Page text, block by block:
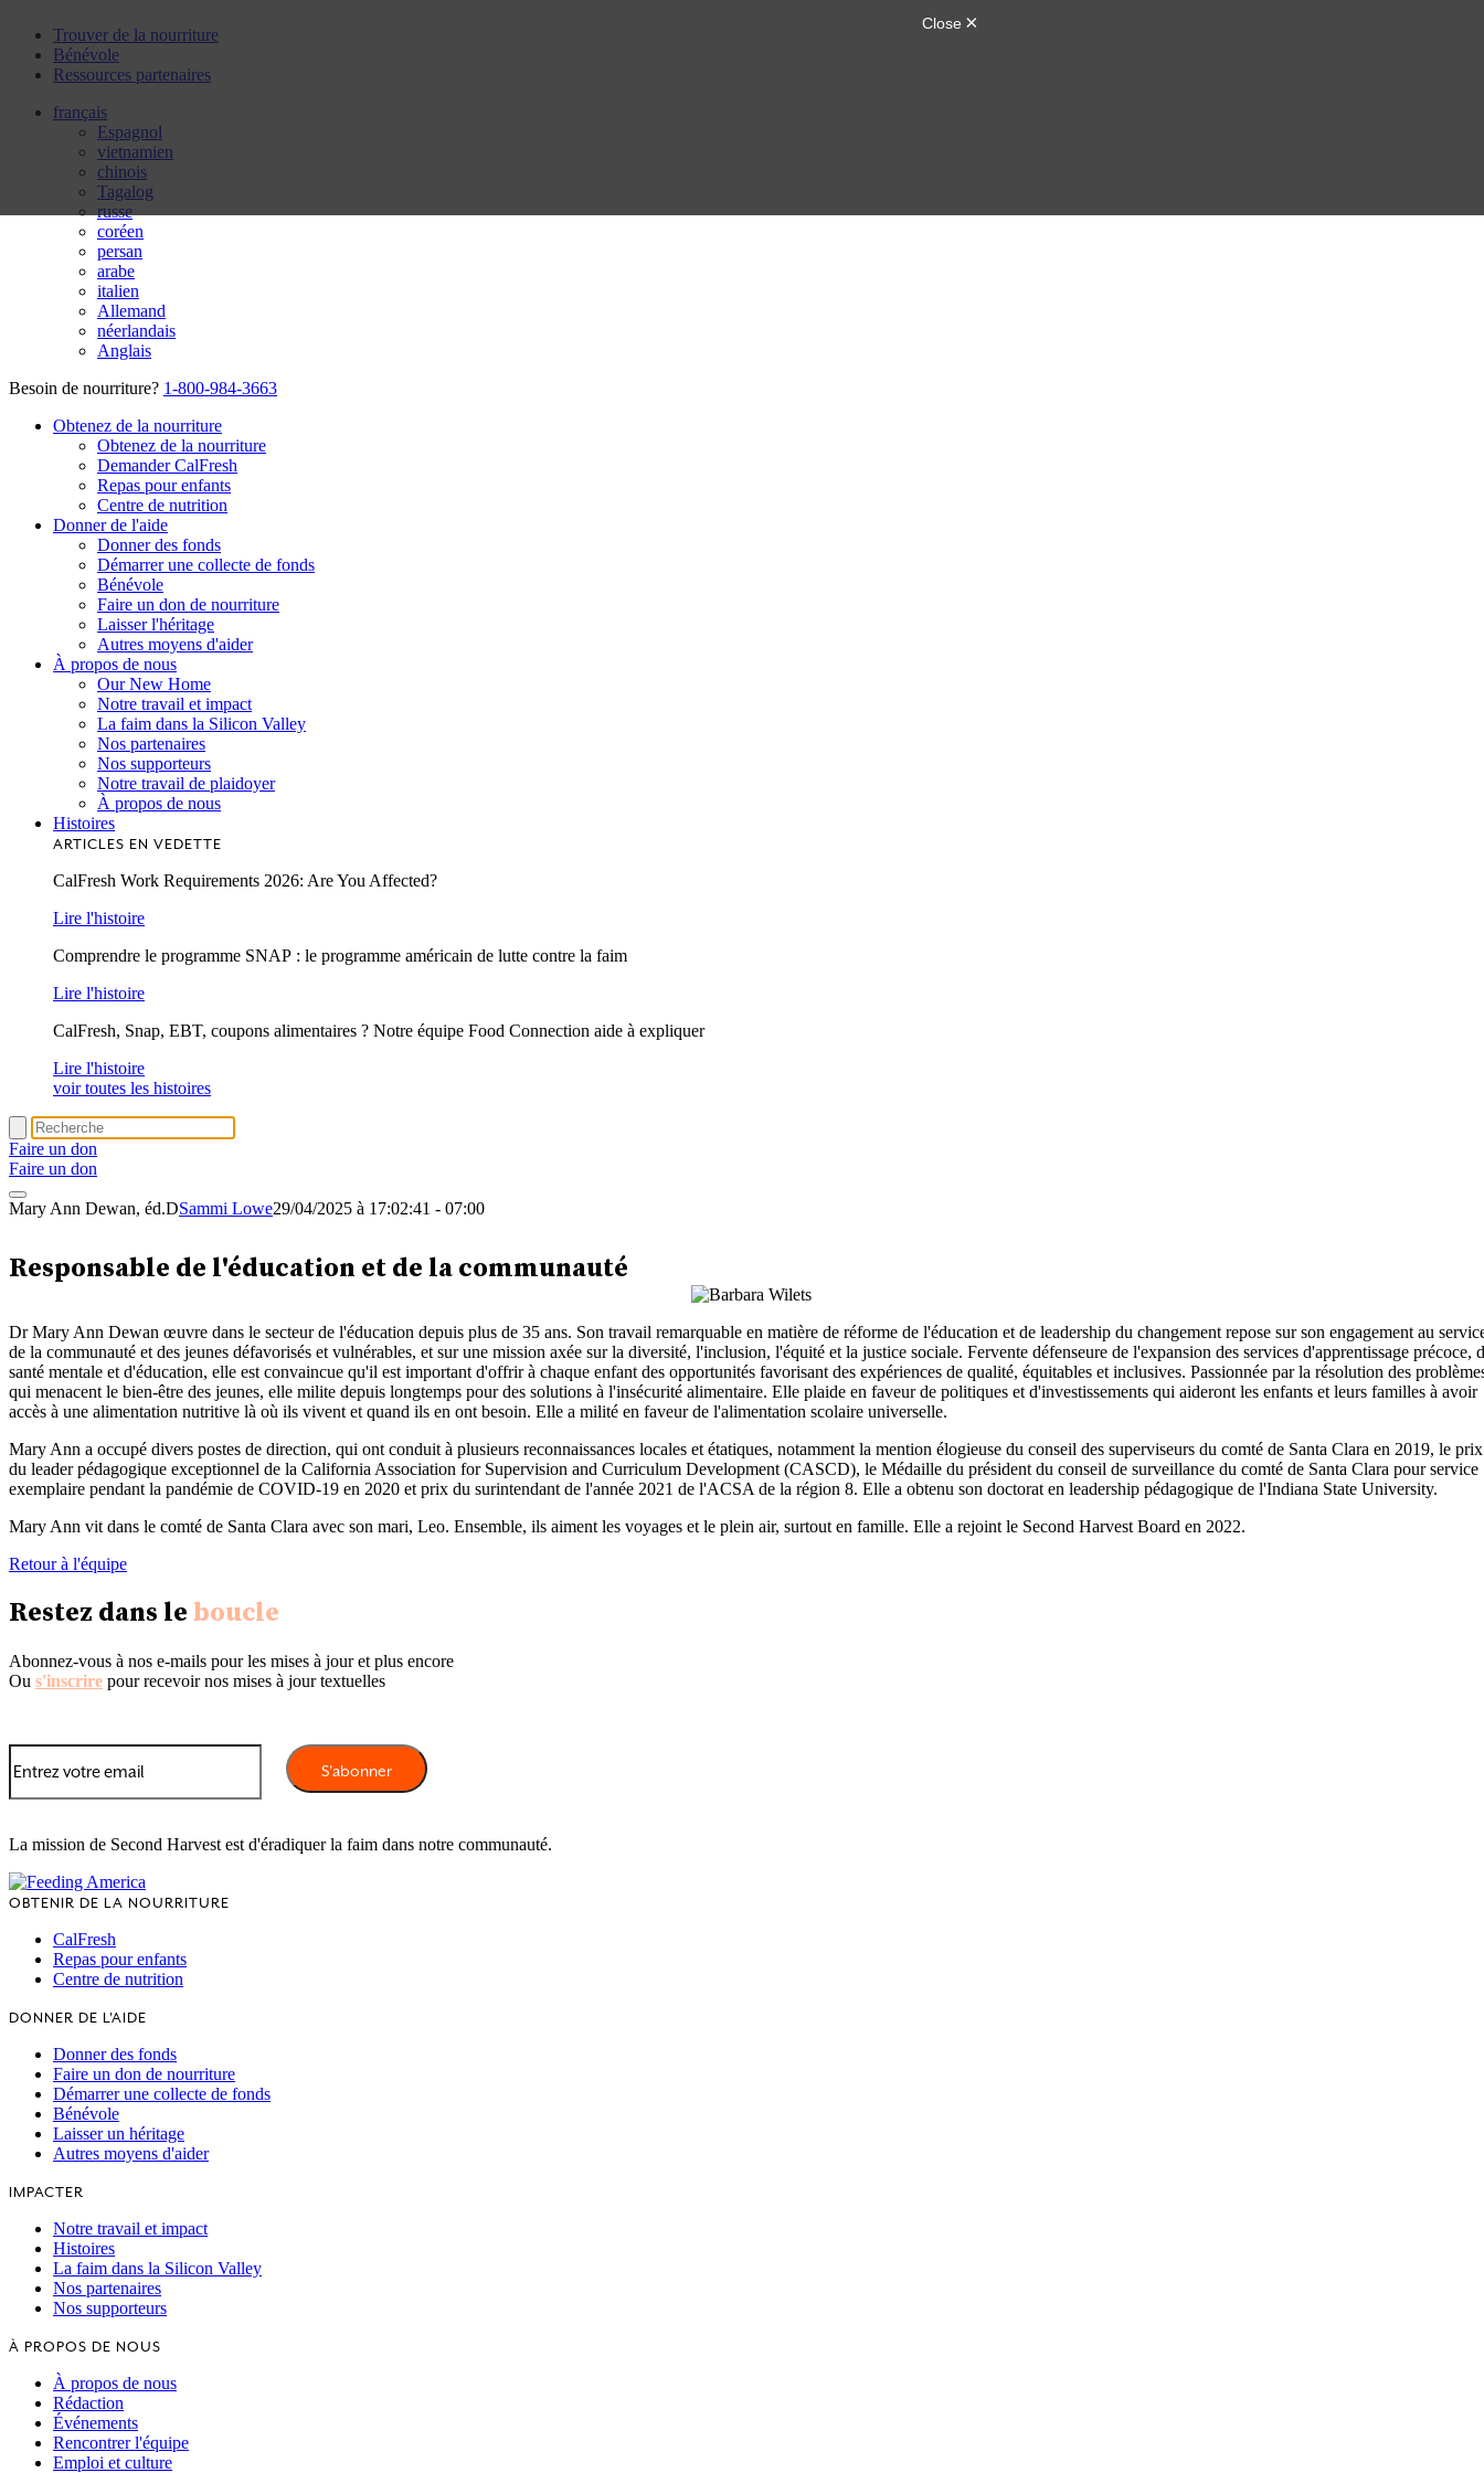
Trouver de la nourriture
Bénévole
Ressources partenaires
français
Espagnol
vietnamien
chinois
Tagalog
russe
coréen
persan
arabe
italien
Allemand
néerlandais
Anglais
Besoin de nourriture? 1-800-984-3663
Obtenez de la nourriture
Obtenez de la nourriture
Demander CalFresh
Repas pour enfants
Centre de nutrition
Donner de l'aide
Donner des fonds
Démarrer une collecte de fonds
Bénévole
Faire un don de nourriture
Laisser l'héritage
Autres moyens d'aider
À propos de nous
Our New Home
Notre travail et impact
La faim dans la Silicon Valley
Nos partenaires
Nos supporteurs
Notre travail de plaidoyer
À propos de nous
Histoires
ARTICLES EN VEDETTE
CalFresh Work Requirements 2026: Are You Affected?
Lire l'histoire
Comprendre le programme SNAP : le programme américain de lutte contre la faim
Lire l'histoire
CalFresh, Snap, EBT, coupons alimentaires ? Notre équipe Food Connection aide à expliquer
Lire l'histoire
voir toutes les histoires
Faire un don
Faire un don
Mary Ann Dewan, éd.DSammi Lowe29/04/2025 à 17:02:41 - 07:00
Responsable de l'éducation et de la communauté
Dr Mary Ann Dewan œuvre dans le secteur de l'éducation depuis plus de 35 ans. Son travail remarquable en matière de réforme de l'éducation et de leadership du changement repose sur son engagement au
de la communauté et des jeunes défavorisés et vulnérables, et sur une mission axée sur la diversité, l'inclusion, l'équité et la justice sociale. Fervente défenseure de l'expansion des services d'apprentissage précoce,
santé mentale et d'éducation, elle est convaincue qu'il est important d'offrir à chaque enfant des opportunités favorisant des expériences de qualité, équitables et inclusives. Passionnée par la résolution des
qui menacent le bien-être des jeunes, elle milite depuis longtemps pour des solutions à l'insécurité alimentaire. Elle plaide en faveur de politiques et d'investissements qui aideront les enfants et leurs familles à avoir
accès à une alimentation nutritive là où ils vivent et quand ils en ont besoin. Elle a milité en faveur de l'alimentation scolaire universelle.
Mary Ann a occupé divers postes de direction, qui ont conduit à plusieurs reconnaissances locales et étatiques, notamment la mention élogieuse du conseil des superviseurs du comté de Santa Clara en 2019, le prix
du leader pédagogique exceptionnel de la California Association for Supervision and Curriculum Development (CASCD), le Médaille du président du conseil de surveillance du comté de Santa Clara pour service
exemplaire pendant la pandémie de COVID-19 en 2020 et prix du surintendant de l'année 2021 de l'ACSA de la région 8. Elle a obtenu son doctorat en leadership pédagogique de l'Indiana State University.
Mary Ann vit dans le comté de Santa Clara avec son mari, Leo. Ensemble, ils aiment les voyages et le plein air, surtout en famille. Elle a rejoint le Second Harvest Board en 2022.
Retour à l'équipe
Restez dans le boucle
Abonnez-vous à nos e-mails pour les mises à jour et plus encore
Ou s'inscrire pour recevoir nos mises à jour textuelles
La mission de Second Harvest est d'éradiquer la faim dans notre communauté.
OBTENIR DE LA NOURRITURE
CalFresh
Repas pour enfants
Centre de nutrition
DONNER DE L'AIDE
Donner des fonds
Faire un don de nourriture
Démarrer une collecte de fonds
Bénévole
Laisser un héritage
Autres moyens d'aider
IMPACTER
Notre travail et impact
Histoires
La faim dans la Silicon Valley
Nos partenaires
Nos supporteurs
À PROPOS DE NOUS
À propos de nous
Rédaction
Événements
Rencontrer l'équipe
Emploi et culture